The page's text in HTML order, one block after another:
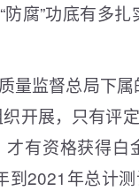
腐”功底有多
量监督总局下
开展，只有评
才有资格获得白
到2021年总计